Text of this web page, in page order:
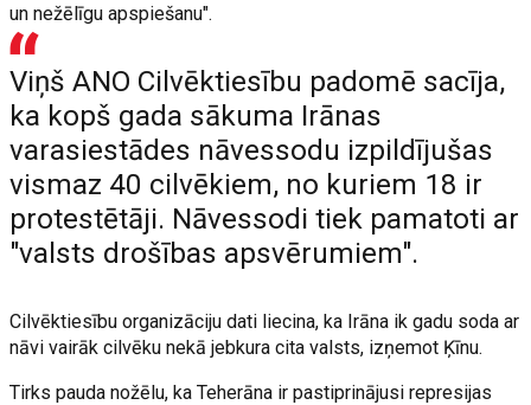
un nežēlīgu apspiešanu".
Viņš ANO Cilvēktiesību padomē sacīja,
ka kopš gada sākuma Irānas
varasiestādes nāvessodu izpildījušas
vismaz 40 cilvēkiem, no kuriem 18 ir
protestētāji. Nāvessodi tiek pamatoti ar
"valsts drošības apsvērumiem".
Cilvēktiesību organizāciju dati liecina, ka Irāna ik gadu soda ar
nāvi vairāk cilvēku nekā jebkura cita valsts, izņemot Ķīnu.
Tirks pauda nožēlu, ka Teherāna ir pastiprinājusi represijas